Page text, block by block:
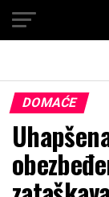
DOMAĆE